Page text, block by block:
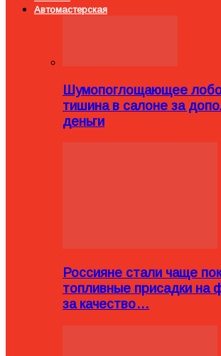
Автомастерская
Шумопоглощающее
тишина в салоне за
деньги
Россияне стали чаще
топливные присадки на
за качество…